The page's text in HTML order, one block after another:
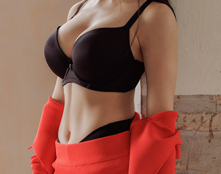
미니마이저
아이엠로라
아니타스포츠 고사드